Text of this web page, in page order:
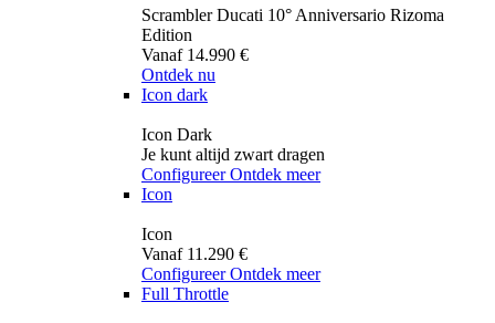
Scrambler Ducati 10° Anniversario Rizoma
Edition
Vanaf 14.990 €
Ontdek nu
Icon dark
Icon Dark
Je kunt altijd zwart dragen
Configureer Ontdek meer
Icon
Icon
Vanaf 11.290 €
Configureer Ontdek meer
Full Throttle